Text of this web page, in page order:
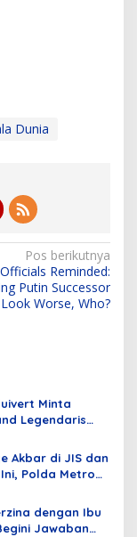
Dunia
Pos berikutnya
Reminded:
Putin Successor
Worse, Who?
Minta
Legendaris
Timnas
China
Akbar di JIS dan
Ini, Polda Metro
dengan Ibu
Jawaban